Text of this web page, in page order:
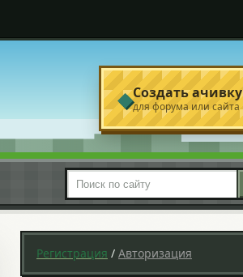
◆Создать ачивку
для форума или сайта
Поиск по сайту
Регистрация / Авторизация